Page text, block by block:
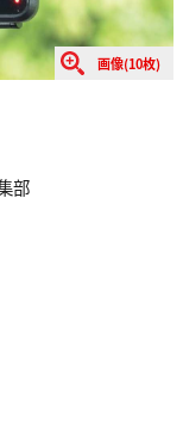
画像(10枚)
部